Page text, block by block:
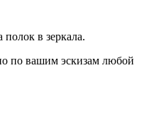
в зеркала.
по вашим эскизам любой